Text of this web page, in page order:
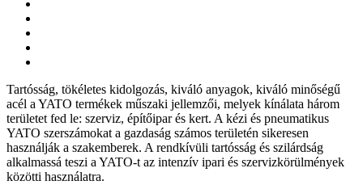
Tartósság, tökéletes kidolgozás, kiváló anyagok, kiváló minőségű
acél a YATO termékek műszaki jellemzői, melyek kínálata három
területet fed le: szerviz, építőipar és kert. A kézi és pneumatikus
YATO szerszámokat a gazdaság számos területén sikeresen
használják a szakemberek. A rendkívüli tartósság és szilárdság
alkalmassá teszi a YATO-t az intenzív ipari és szervizkörülmények
közötti használatra.